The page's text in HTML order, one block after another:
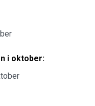
i oktober: